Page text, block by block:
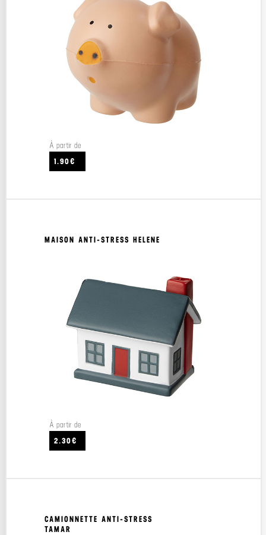
À partir de
1.90€
MAISON ANTI-STRESS HELENE
À partir de
2.30€
CAMIONNETTE ANTI-STRESS
TAMAR